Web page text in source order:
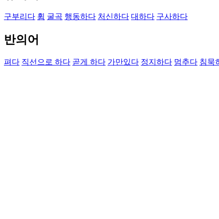
구부리다 휨 굴곡 행동하다 처신하다 대하다 구사하다
반의어
펴다 직선으로 하다 곧게 하다 가만있다 정지하다 멈추다 침묵